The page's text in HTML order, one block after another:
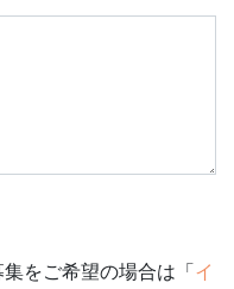
をご希望の場合は「 イ